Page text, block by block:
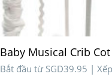
Baby Musical Crib
Bắt đầu từ SGD39.95 | Xếp